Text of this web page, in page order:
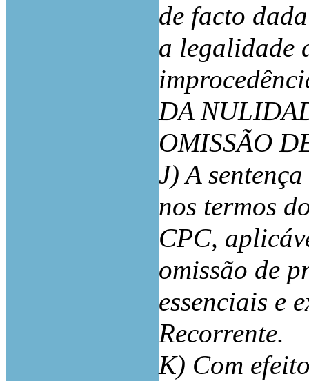
de facto
a legalidade
DA
OMISSÃO
J) A
nos termos
CPC,
omissão de
essenciais e
Recorrente.
K) Com